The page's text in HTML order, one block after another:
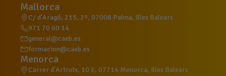
Mallorca
C/ d'Aragó, 215, 2º, 07008 Palma, Illes Balears
971 70 60 14
general@caeb.es
formacion@caeb.es
Menorca
Carrer d'Artrutx, 10 E, 07714 Menorca, Illes Balears